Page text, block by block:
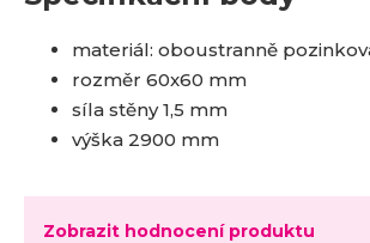
materiál: oboustranně
rozměr 60x60 mm
síla stěny 1,5 mm
výška 2900 mm
Zobrazit hodnocení produktu